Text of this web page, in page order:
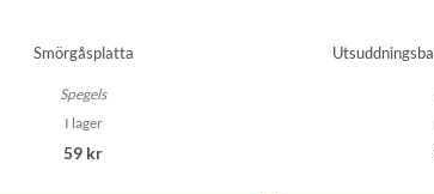
Smörgåsplatta
Spegels
I lager
59 kr